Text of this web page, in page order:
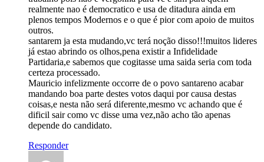
realmente nao é democratico e usa de ditadura ainda em
plenos tempos Modernos e o que é pior com apoio de muitos
outros.
santarem ja esta mudando,vc terá noção disso!!!muitos lideres
já estao abrindo os olhos,pena existir a Infidelidade
Partidaria,e sabemos que cogitasse uma saida seria com toda
certeza processado.
Mauricio infelizmente occorre de o povo santareno acabar
mandando boa parte destes votos daqui por causa destas
coisas,e nesta não será diferente,mesmo vc achando que é
dificil sair como vc disse uma vez,não acho tão apenas
depende do candidato.
Responder